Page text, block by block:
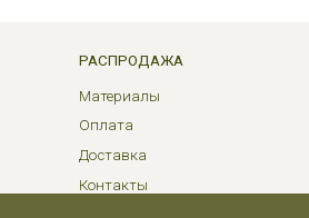
РАСПРОДАЖА
Материалы
Оплата
Доставка
Контакты